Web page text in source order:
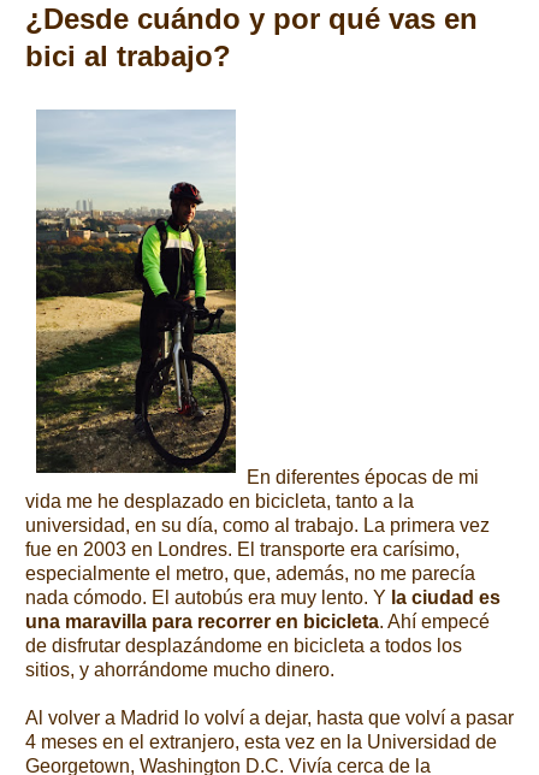
¿Desde cuándo y por qué vas en
bici al trabajo?
En diferentes épocas de mi
vida me he desplazado en bicicleta, tanto a la
universidad, en su día, como al trabajo. La primera vez
fue en 2003 en Londres. El transporte era carísimo,
especialmente el metro, que, además, no me parecía
nada cómodo. El autobús era muy lento. Y la ciudad es
una maravilla para recorrer en bicicleta. Ahí empecé
de disfrutar desplazándome en bicicleta a todos los
sitios, y ahorrándome mucho dinero.
Al volver a Madrid lo volví a dejar, hasta que volví a pasar
4 meses en el extranjero, esta vez en la Universidad de
Georgetown, Washington D.C. Vivía cerca de la